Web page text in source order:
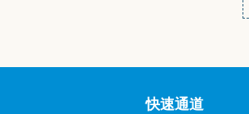
快速通道